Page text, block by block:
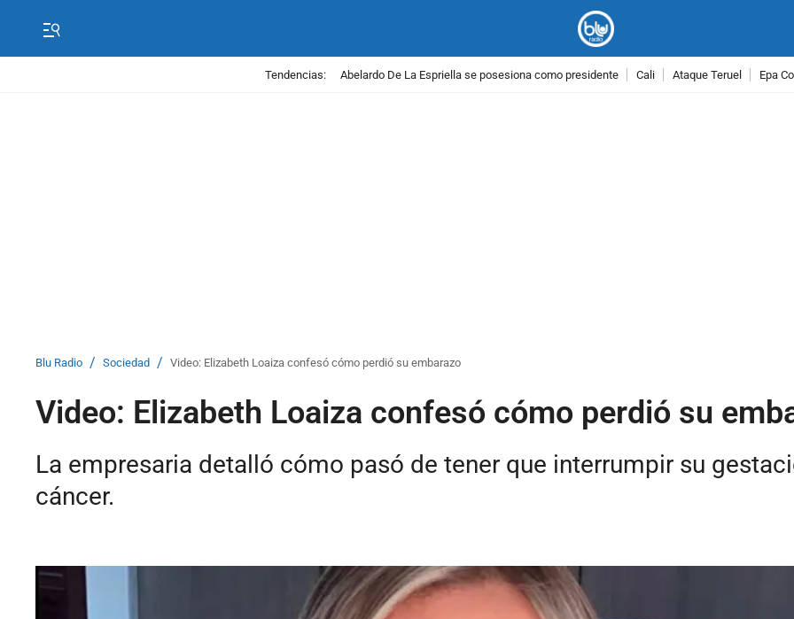
Tendencias: Abelardo De La Espriella se posesiona como presidente Cali Ataque Teruel Epa
Blu Radio / Sociedad / Video: Elizabeth Loaiza confesó cómo perdió su embarazo
Video: Elizabeth Loaiza confesó cómo perdió su
La empresaria detalló cómo pasó de tener que interrumpir su
cáncer.